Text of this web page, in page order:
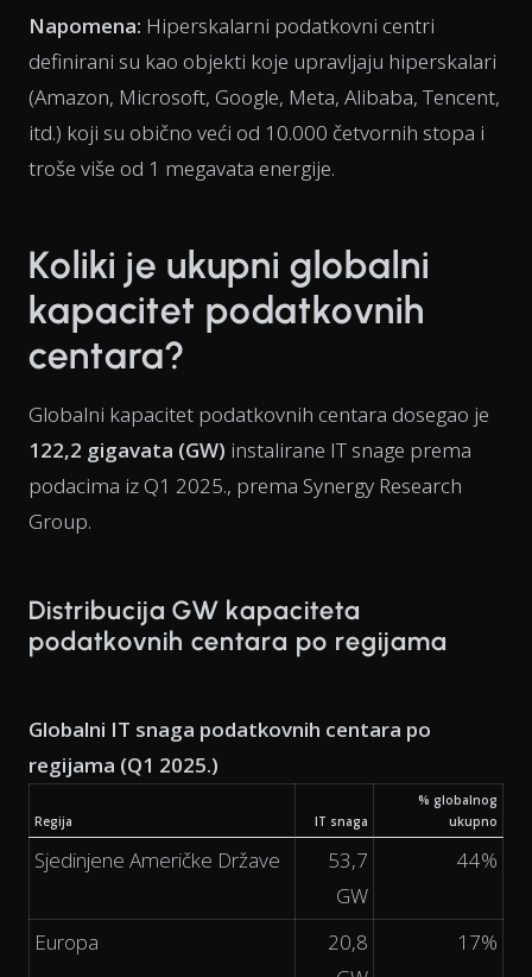
Napomena: Hiperskalarni podatkovni centri
definirani su kao objekti koje upravljaju hiperskalari
(Amazon, Microsoft, Google, Meta, Alibaba, Tencent,
itd.) koji su obično veći od 10.000 četvornih stopa i
troše više od 1 megavata energije.
Koliki je ukupni globalni
kapacitet podatkovnih
centara?
Globalni kapacitet podatkovnih centara dosegao je
122,2 gigavata (GW) instalirane IT snage prema
podacima iz Q1 2025., prema Synergy Research
Group.
Distribucija GW kapaciteta
podatkovnih centara po regijama
Globalni IT snaga podatkovnih centara po
regijama (Q1 2025.)
Regija IT snaga
% globalnog
ukupno
Sjedinjene Američke Države
53,7
GW
44%
Europa
20,8
17%